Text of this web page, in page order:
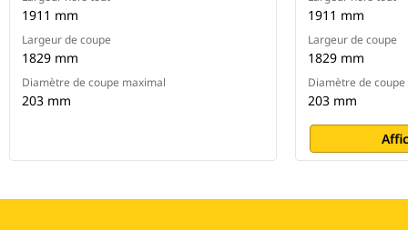
1911 mm
Largeur de coupe
1829 mm
Diamètre de coupe maximal
203 mm
1911 mm
Largeur de coupe
1829 mm
Diamètre de
203 mm